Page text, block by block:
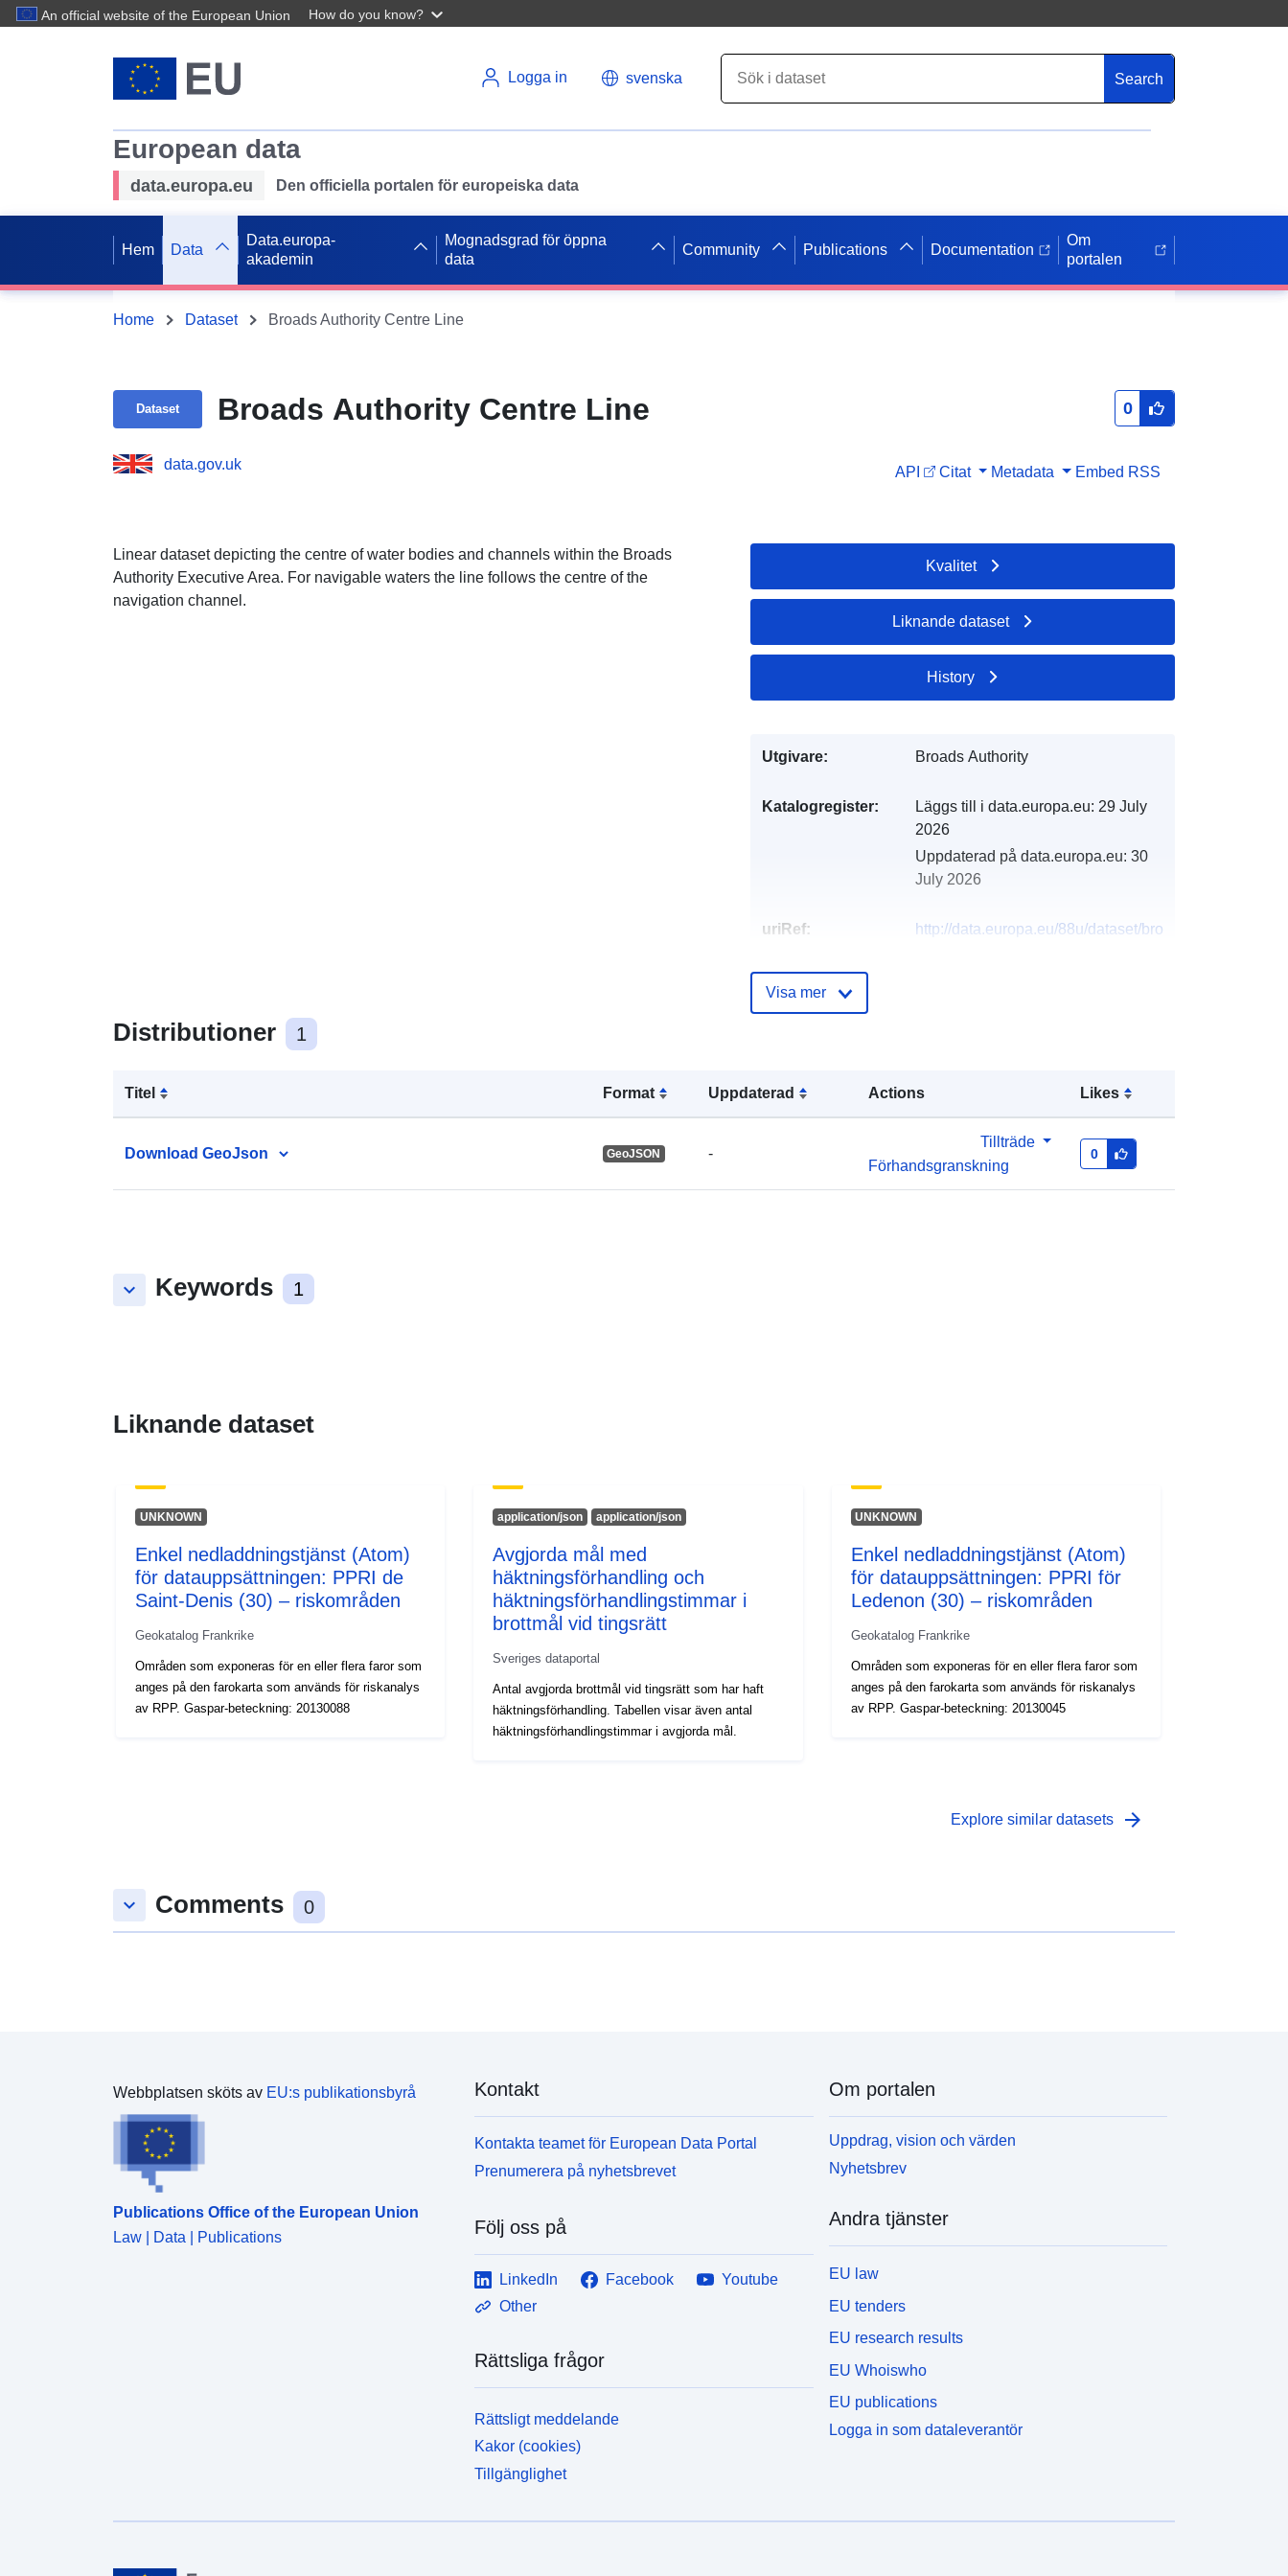
An official website of the European Union How do you know?
Logga in svenska Search
European data
data.europa.eu Den officiella portalen för europeiska data
Hem Data
Data.europa-
akademin
Mognadsgrad för öppna
data
Community Publications Documentation
Om
portalen
Home Dataset Broads Authority Centre Line
Dataset Broads Authority Centre Line 0
data.gov.uk API Citat Metadata Embed RSS
Linear dataset depicting the centre of water bodies and channels within the Broads
Authority Executive Area. For navigable waters the line follows the centre of the
navigation channel.
Distributioner 1
Titel Format Uppdaterad Actions Likes
Download GeoJson GeoJSON -
Tillträde
Förhandsgranskning
0
keyboard_arrow_down Keywords 1
Kvalitet
Liknande dataset
History
Utgivare: Broads Authority
Katalogregister: Läggs till i data.europa.eu: 29 July
2026
Uppdaterad på data.europa.eu: 30
July 2026
uriRef:
http://data.europa.eu/88u/dataset/bro
Visa mer
Liknande dataset
UNKNOWN
Enkel nedladdningstjänst (Atom)
för datauppsättningen: PPRI de
Saint-Denis (30) – riskområden
Geokatalog Frankrike
Områden som exponeras för en eller flera faror som
anges på den farokarta som används för riskanalys
av RPP. Gaspar-beteckning: 20130088
application/json application/json
Avgjorda mål med
häktningsförhandling och
häktningsförhandlingstimmar i
brottmål vid tingsrätt
Sveriges dataportal
Antal avgjorda brottmål vid tingsrätt som har haft
häktningsförhandling. Tabellen visar även antal
häktningsförhandlingstimmar i avgjorda mål.
UNKNOWN
Enkel nedladdningstjänst (Atom)
för datauppsättningen: PPRI för
Ledenon (30) – riskområden
Geokatalog Frankrike
Områden som exponeras för en eller flera faror som
anges på den farokarta som används för riskanalys
av RPP. Gaspar-beteckning: 20130045
Explore similar datasets arrow_forward
keyboard_arrow_down Comments 0
Webbplatsen sköts av EU:s publikationsbyrå
Publications Office of the European Union
Law | Data | Publications
Kontakt
Kontakta teamet för European Data Portal
Prenumerera på nyhetsbrevet
Följ oss på
LinkedIn Facebook
Youtube
Other
Rättsliga frågor
Rättsligt meddelande
Kakor (cookies)
Tillgänglighet
Om portalen
Uppdrag, vision och värden
Nyhetsbrev
Andra tjänster
EU law
EU tenders
EU research results
EU Whoiswho
EU publications
Logga in som dataleverantör